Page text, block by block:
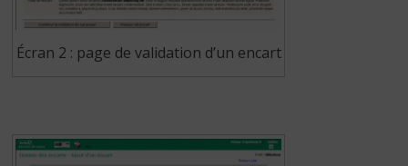
Écran 2 : page de validation d’un encart